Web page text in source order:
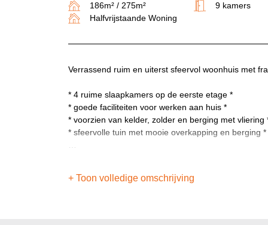
186m² / 275m²
9 kamers
Halfvrijstaande Woning
Verrassend ruim en uiterst sfeervol woonhuis met
* 4 ruime slaapkamers op de eerste etage *
* goede faciliteiten voor werken aan huis *
* voorzien van kelder, zolder en berging met vliering
* sfeervolle tuin met mooie overkapping en berging *
+ Toon volledige omschrijving